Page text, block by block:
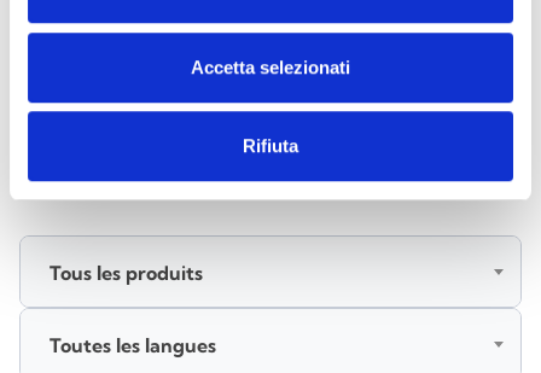
Accetta selezionati
Rifiuta
DOCUMENTATION
Télécharger la documentation
Tous les produits
Toutes les langues